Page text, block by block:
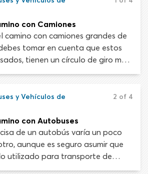
la carretera, detén tu
que pasen. Debes avanzar solo
hayan despejado la autopista
con Camiones
camino con camiones grandes de
tomar en cuenta que estos
tienen un círculo de giro más
de frenado más largas y puntos
principalmente para
No pueden maniobrar como
más pequeños.
y Vehículos de
2 of 4
con Autobuses
de un autobús varía un poco
aunque es seguro asumir que
utilizado para transporte de
diseñado para llevar más de diez